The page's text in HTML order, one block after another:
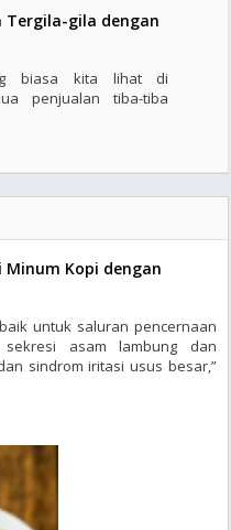
Tergila-gila dengan
biasa kita lihat di
penjualan tiba-tiba
Kopi dengan
untuk saluran pencernaan
asam lambung dan
sindrom iritasi usus besar,”